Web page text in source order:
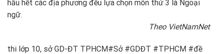
hầu hết các địa phương đều lựa chọn môn thứ 3 là Ngoại
ngữ.
Theo VietNamNet
thi lớp 10, sở GD-ĐT TPHCM#Sở #GDĐT #TPHCM #đề